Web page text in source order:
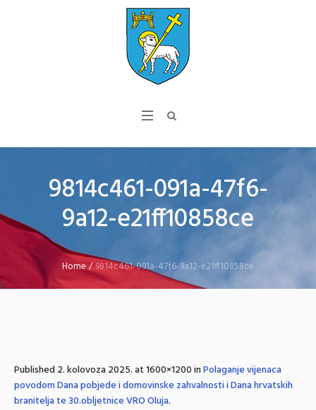
9814c461-091a-47f6-
9a12-e21ff10858ce
Home/9814c461-091a-47f6-9a12-e21ff10858ce
Published2. kolovoza 2025.at 1600×1200 inPolaganje vijenaca
povodom Dana pobjede i domovinske zahvalnosti i Dana hrvatskih
branitelja te 30.obljetnice VRO Oluja.